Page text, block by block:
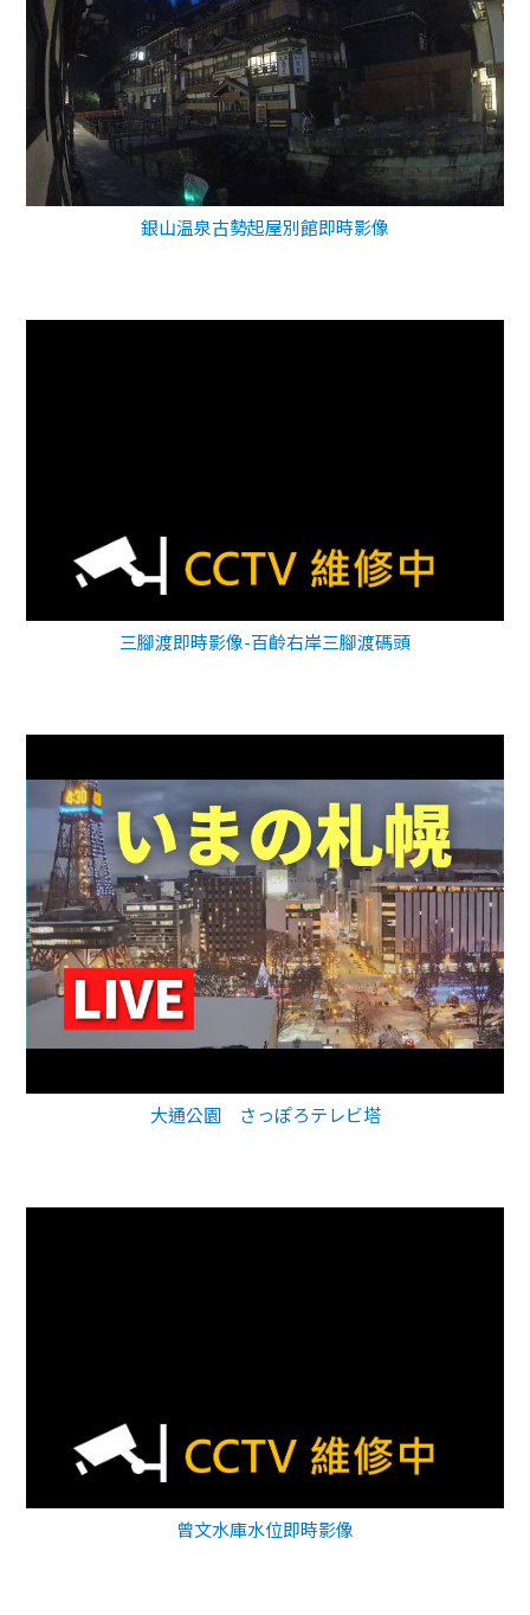
銀山温泉古勢起屋別館即時影像
三腳渡即時影像-百齡右岸三腳渡碼頭
大通公園 さっぽろテレビ塔
曾文水庫水位即時影像